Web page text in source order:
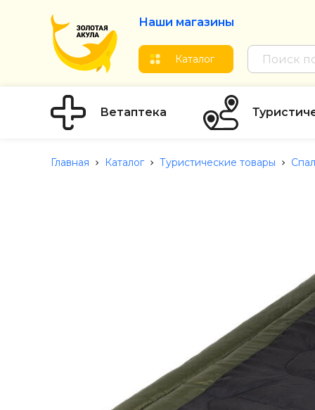
Наши магазины
Каталог
Ветаптека
Главная Каталог Туристические товары